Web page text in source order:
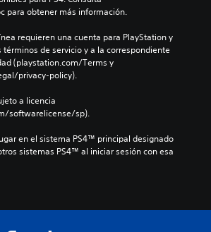
para obtener más información.
requieren una cuenta para PlayStation y
términos de servicio y a la correspondiente
(playstation.com/Terms y
privacy-policy).
a licencia
softwarelicense/sp).
en el sistema PS4™ principal designado
sistemas PS4™ al iniciar sesión con esa